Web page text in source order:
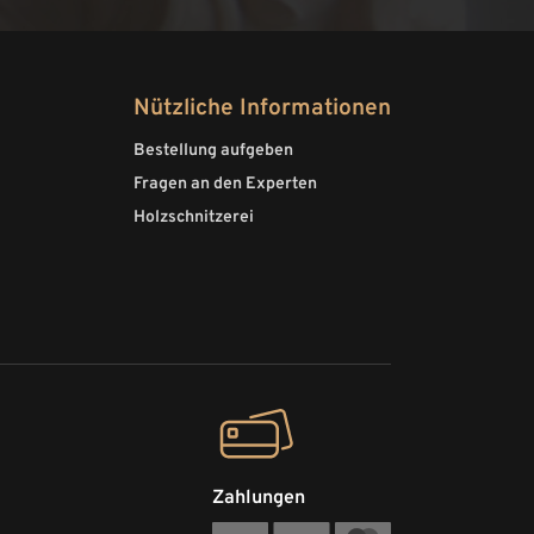
Nützliche Informationen
Bestellung aufgeben
Fragen an den Experten
Holzschnitzerei
Zahlungen